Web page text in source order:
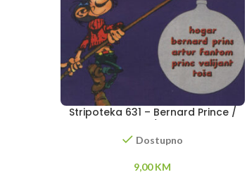
Stripoteka 631 – Bernard Prince /
Dostupno
9,00KM